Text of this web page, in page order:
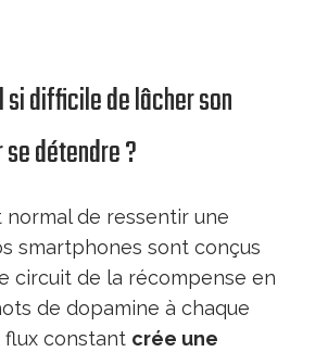
difficile de lâcher son
détendre ?
normal de ressentir une
smartphones sont conçus
circuit de la récompense en
de dopamine à chaque
flux constant crée une